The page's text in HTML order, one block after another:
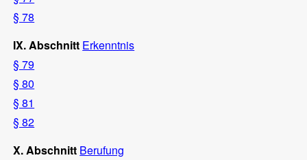
§ 78
IX. Abschnitt Erkenntnis
§ 79
§ 80
§ 81
§ 82
X. Abschnitt Berufung